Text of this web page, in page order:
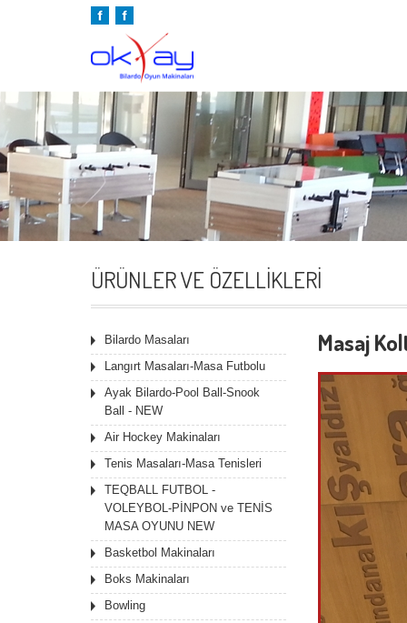
ÜRÜNLER VE ÖZELLIKLERI
Bilardo Masaları
Langırt Masaları-Masa Futbolu
Ayak Bilardo-Pool Ball-Snook
Ball - NEW
Air Hockey Makinaları
Tenis Masaları-Masa Tenisleri
TEQBALL FUTBOL -
VOLEYBOL-PİNPON ve TENİS
MASA OYUNU NEW
Basketbol Makinaları
Boks Makinaları
Bowling
Masaj